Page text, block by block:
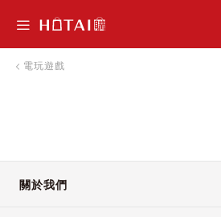
電玩遊戲
關於我們